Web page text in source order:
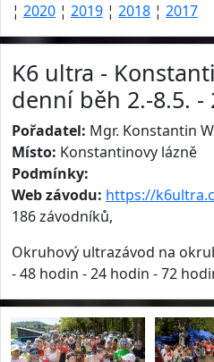
¦ 2020 ¦ 2019 ¦ 2018 ¦ 2017
K6 ultra -
denní běh 2.-8.5. -
Pořadatel: Mgr. Konstantin
Místo: Konstantinovy lázně
Podmínky:
Web závodu: https://
186 závodníků,
Okruhový ultrazávod na
- 48 hodin - 24 hodin - 72